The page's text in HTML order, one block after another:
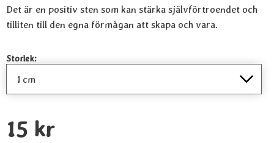
Det är en positiv sten som kan stärka självförtroendet och
tilliten till den egna förmågan att skapa och vara.
Storlek:
pris
15 kr